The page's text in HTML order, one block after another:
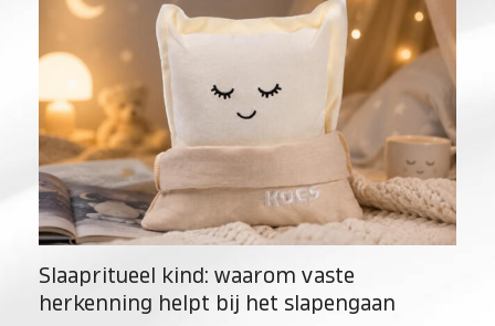
Slaapritueel kind: waarom vaste
herkenning helpt bij het slapengaan